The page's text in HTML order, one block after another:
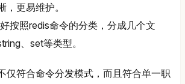
，更易维护。
按照redis命令的分类，分成几个文
、set等类型。
仅符合命令分发模式，而且符合单一职